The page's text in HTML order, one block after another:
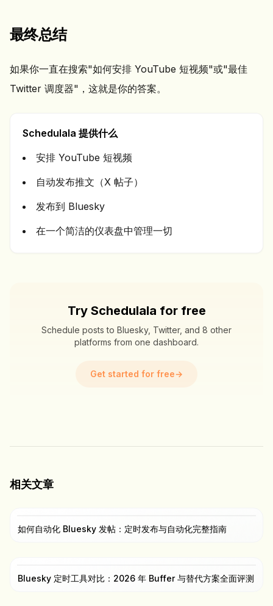
最终总结
如果你一直在搜索"如何安排 YouTube 短视频"或"最佳
Twitter 调度器"，这就是你的答案。
Schedulala 提供什么
安排 YouTube 短视频
自动发布推文（X 帖子）
发布到 Bluesky
在一个简洁的仪表盘中管理一切
Try Schedulala for free
Schedule posts to Bluesky, Twitter, and 8 other
platforms from one dashboard.
Get started for free→
相关文章
如何自动化 Bluesky 发帖：定时发布与自动化完整指南
Bluesky 定时工具对比：2026 年 Buffer 与替代方案全面评测